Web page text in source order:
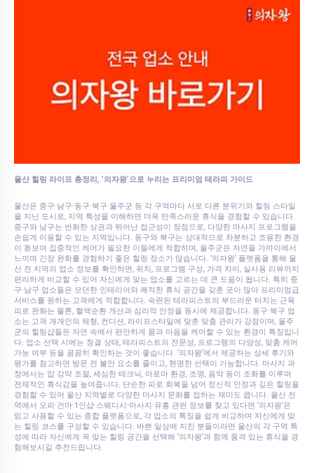
울산 힐링 라이프 총정리, ‘의자왕’으로 누리는 프리미엄 테라피 가이드
울산은 중구·남구·동구·북구·울주군 등 각 구역마다 서로 다른 분위기와 힐링 스타일
을 지닌 도시로, 지역 특성을 이해하면 더욱 만족스러운 휴식을 경험할 수 있습니다.
중구와 남구는 번화한 상권과 뛰어난 접근성이 장점으로, 다양한 마사지 프로그램을
손쉽게 이용할 수 있는 지역입니다. 동구와 북구는 상대적으로 차분하고 조용한 환경
이 돋보여 집중적인 케어가 필요한 이들에게 적합하며, 울주군은 자연을 가까이에서
느끼며 긴장 완화를 경험하기 좋은 힐링 장소가 많습니다. ‘의자왕’ 플랫폼을 통해 울
산 전 지역의 업소 정보를 확인하면, 위치, 프로그램 구성, 가격 차이, 실사용 리뷰까지
편리하게 비교할 수 있어 자신에게 맞는 업소를 고르는 데 큰 도움이 됩니다. 특히 중
구·남구 업소들은 모던한 인테리어와 쾌적한 휴식 공간을 갖춘 곳이 많아 프리미엄급
서비스를 원하는 고객에게 적합합니다. 숙련된 테라피스트의 부드러운 터치는 근육
피로 완화는 물론, 혈액순환 개선과 심리적 안정을 동시에 제공합니다. 동구·북구 업
소는 고객 개개인의 체형, 컨디션, 라이프스타일에 맞춘 맞춤 관리가 강점이며, 울주
군의 힐링샵들은 자연 속에서 편안하게 몸과 마음을 케어할 수 있는 환경이 특징입니
다. 업소 선택 시에는 청결 상태, 테라피스트의 전문성, 프로그램의 다양성, 맞춤 케어
가능 여부 등을 꼼꼼히 확인하는 것이 좋습니다. ‘의자왕’에서 제공하는 상세 후기와
평가를 참고하면 방문 전 불안 요소를 줄이고, 현명한 선택이 가능합니다. 마사지 과
정에서는 압 강약 조절, 세심한 테크닉, 아로마 환경, 조명, 음악 등이 조화를 이루며
전체적인 휴식감을 높여줍니다. 단순한 피로 회복을 넘어 정신적 안정과 깊은 힐링을
경험할 수 있어 울산 지역별로 다양한 마사지 문화를 접하는 재미도 큽니다. 울산 전
역에서 오피·건마·1인샵·스웨디시·마사지·유흥 관련 정보를 찾고 있다면 ‘의자왕’은
믿고 사용할 수 있는 종합 플랫폼으로, 각 업소의 특징을 쉽게 비교하며 자신에게 맞
는 힐링 코스를 구성할 수 있습니다. 바쁜 일상에 지친 분들이라면 울산의 각 구역 특
성에 따라 자신에게 꼭 맞는 힐링 공간을 선택해 ‘의자왕’과 함께 품격 있는 휴식을 경
험해보시길 추천드립니다.